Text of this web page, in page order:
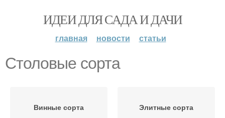
ИДЕИ ДЛЯ САДА И ДАЧИ
главная новости статьи
Столовые сорта
Винные сорта Элитные сорта